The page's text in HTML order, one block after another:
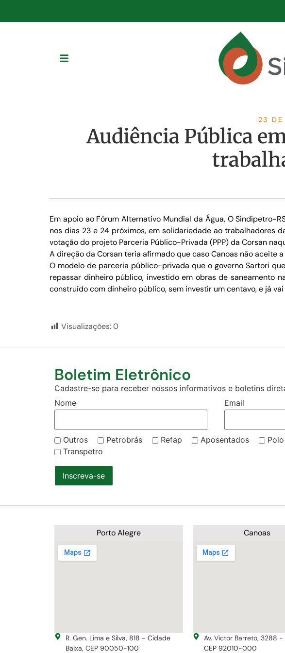
23
Audiência Pública
Em apoio ao Fórum Alternativo Mundial da Água, O Sindipetro-
nos dias 23 e 24 próximos, em solidariedade ao trabalhadores
votação do projeto Parceria Público-Privada (PPP) da Corsan
A direção da Corsan teria afirmado que caso Canoas não aceite
O modelo de parceria público-privada que o governo Sartori
repassar dinheiro público, investido em obras de saneamento
construído com dinheiro público, sem investir um centavo, e já
Visualizações:0
Boletim Eletrônico
Cadastre-se para receber nossos informativos e boletins
Nome
Email
Outros Petrobrás Refap Aposentados
Transpetro
Inscreva-se
Porto Alegre
R. Gen. Lima e Silva, 818 - Cidade
Baixa, CEP 90050-100
Canoas
Av. Victor Barreto, 3288 -
CEP 92010-000